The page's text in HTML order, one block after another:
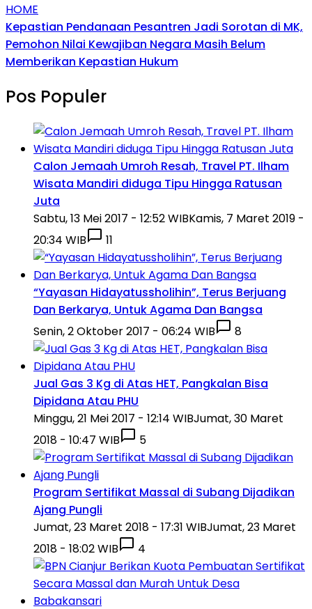
HOME
Kepastian Pendanaan Pesantren Jadi Sorotan di MK,
Pemohon Nilai Kewajiban Negara Masih Belum
Memberikan Kepastian Hukum
Pos Populer
Calon Jemaah Umroh Resah, Travel PT. Ilham
Wisata Mandiri diduga Tipu Hingga Ratusan
Juta
Sabtu, 13 Mei 2017 - 12:52 WIBKamis, 7 Maret 2019 -
20:34 WIB
11
“Yayasan Hidayatussholihin”, Terus Berjuang
Dan Berkarya, Untuk Agama Dan Bangsa
Senin, 2 Oktober 2017 - 06:24 WIB
8
Jual Gas 3 Kg di Atas HET, Pangkalan Bisa
Dipidana Atau PHU
Minggu, 21 Mei 2017 - 12:14 WIBJumat, 30 Maret
2018 - 10:47 WIB
5
Program Sertifikat Massal di Subang Dijadikan
Ajang Pungli
Jumat, 23 Maret 2018 - 17:31 WIBJumat, 23 Maret
2018 - 18:02 WIB
4